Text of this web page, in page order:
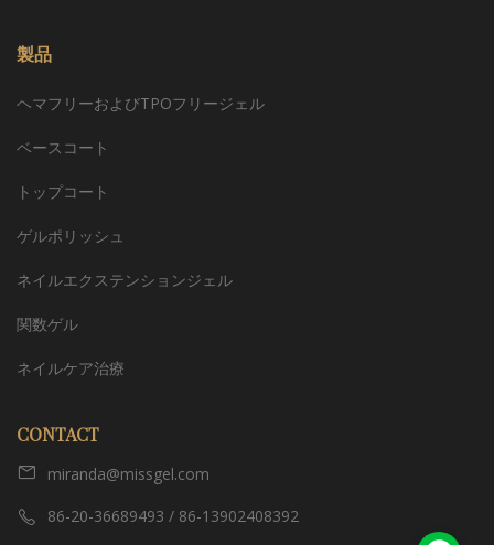
製品
ヘマフリーおよびTPOフリージェル
ベースコート
トップコート
ゲルポリッシュ
ネイルエクステンションジェル
関数ゲル
ネイルケア治療
CONTACT
miranda@missgel.com
86-20-36689493 / 86-13902408392